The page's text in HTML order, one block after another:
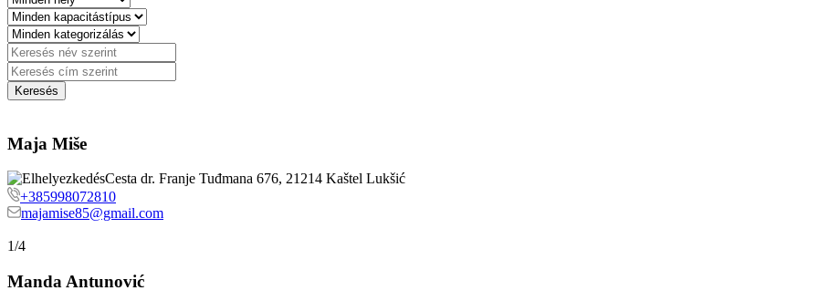
Maja Miše
Cesta dr. Franje Tuđmana 676, 21214 Kaštel Lukšić
+385998072810
majamise85@gmail.com
1/4
Manda Antunović